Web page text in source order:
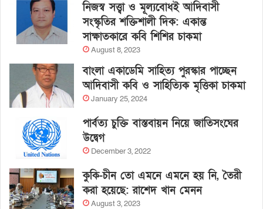
নিজস্ব সত্ত্বা ও মূল্যবোধই আদিবাসী
সংস্কৃতির শক্তিশালী দিক: একান্ত
সাক্ষাতকারে কবি শিশির চাকমা
August 8, 2023
বাংলা একাডেমি সাহিত্য পুরস্কার পাচ্ছেন
আদিবাসী কবি ও সাহিত্যিক মৃত্তিকা চাকমা
January 25, 2024
পার্বত্য চুক্তি বাস্তবায়ন নিয়ে জাতিসংঘের
উদ্বেগ
December 3, 2022
কুকি-চীন তো এমনে এমনে হয় নি, তৈরী
করা হয়েছে: রাশেদ খান মেনন
August 3, 2023